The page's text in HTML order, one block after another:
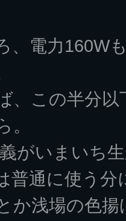
、電力160W
、この半分
。
がいまいち
普通に使う
か浅場の色